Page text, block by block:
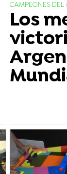
CAMPEONES DEL
Los